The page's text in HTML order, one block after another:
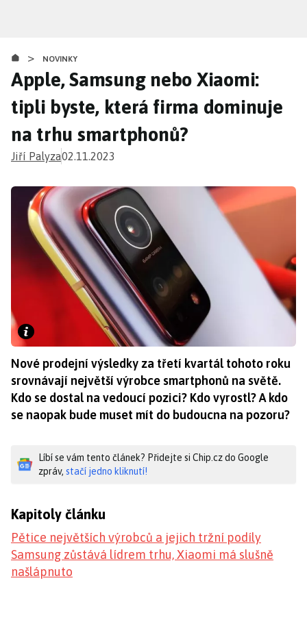
obsahu
> NOVINKY
Apple, Samsung nebo Xiaomi:
tipli byste, která firma dominuje
na trhu smartphonů?
Jiří Palyza02.11.2023
Nové prodejní výsledky za třetí kvartál tohoto roku
srovnávají největší výrobce smartphonů na světě.
Kdo se dostal na vedoucí pozici? Kdo vyrostl? A kdo
se naopak bude muset mít do budoucna na pozoru?
Líbí se vám tento článek? Přidejte si Chip.cz do Google
zpráv, stačí jedno kliknutí!
Kapitoly článku
Pětice největších výrobců a jejich tržní podíly
Samsung zůstává lídrem trhu, Xiaomi má slušně
našlápnuto